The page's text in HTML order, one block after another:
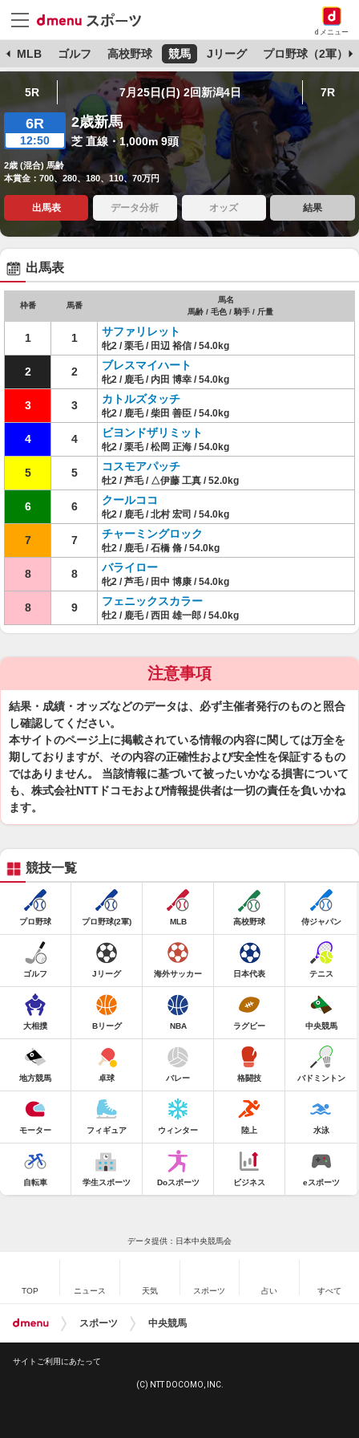
dメニュー
MLB ゴルフ 高校野球 競馬 Jリーグ プロ野球（2軍）
5R 7月25日(日) 2回新潟4日 7R
6R
12:50
2歳新馬
芝 直線・1,000m 9頭
2歳 (混合) 馬齢
本賞金：700、280、180、110、70万円
出馬表 データ分析 オッズ 結果
出馬表
枠番 馬番
馬名
馬齢 / 毛色 / 騎手 / 斤量
1 1 サファリレット
牝2 / 栗毛 / 田辺 裕信 / 54.0kg
2 2 ブレスマイハート
牝2 / 鹿毛 / 内田 博幸 / 54.0kg
3 3 カトルズタッチ
牝2 / 鹿毛 / 柴田 善臣 / 54.0kg
4 4 ビヨンドザリミット
牝2 / 栗毛 / 松岡 正海 / 54.0kg
5 5 コスモアパッチ
牡2 / 芦毛 / △伊藤 工真 / 52.0kg
6 6 クールココ
牝2 / 鹿毛 / 北村 宏司 / 54.0kg
7 7 チャーミングロック
牡2 / 鹿毛 / 石橋 脩 / 54.0kg
8 8 バライロー
牝2 / 芦毛 / 田中 博康 / 54.0kg
8 9 フェニックスカラー
牡2 / 鹿毛 / 西田 雄一郎 / 54.0kg
注意事項
結果・成績・オッズなどのデータは、必ず主催者発行のものと照合
し確認してください。
本サイトのページ上に掲載されている情報の内容に関しては万全を
期しておりますが、その内容の正確性および安全性を保証するもの
ではありません。 当該情報に基づいて被ったいかなる損害について
も、株式会社NTTドコモおよび情報提供者は一切の責任を負いかね
ます。
競技一覧
プロ野球 プロ野球(2軍) MLB 高校野球 侍ジャパン
ゴルフ Jリーグ 海外サッカー 日本代表 テニス
大相撲 Bリーグ NBA ラグビー 中央競馬
地方競馬 卓球 バレー 格闘技 バドミントン
モーター フィギュア ウィンター 陸上 水泳
自転車 学生スポーツ Doスポーツ ビジネス eスポーツ
データ提供：日本中央競馬会
TOP ニュース 天気 スポーツ 占い すべて
スポーツ 中央競馬
サイトご利用にあたって
(C) NTT DOCOMO, INC.